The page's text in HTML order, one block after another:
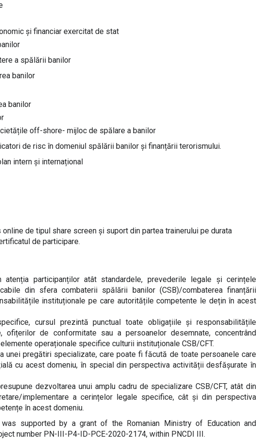
și financiar exercitat de stat
a spălării banilor
banilor
banilor
off-shore- mijloc de spălare a banilor
de risc în domeniul spălării banilor și finanțării terorismului.
intern și internațional
de tipul share screen și suport din partea trainerului pe durata
de participare.
participanților atât standardele, prevederile legale și cerințele
din sfera combaterii spălării banilor (CSB)/combaterea finanțării
instituționale pe care autoritățile competente le dețin în acest
cursul prezintă punctual toate obligațiile și responsabilitățile
ofițerilor de conformitate sau a persoanelor desemnate, concentrând
operaționale specifice culturii instituționale CSB/CFT.
unei pregătiri specializate, care poate fi făcută de toate persoanele care
cu acest domeniu, în special din perspectiva activității desfășurate în
dezvoltarea unui amplu cadru de specializare CSB/CFT, atât din
implementare a cerințelor legale specifice, cât și din perspectiva
în acest domeniu.
supported by a grant of the Romanian Ministry of Education and
number PN-III-P4-ID-PCE-2020-2174, within PNCDI III.